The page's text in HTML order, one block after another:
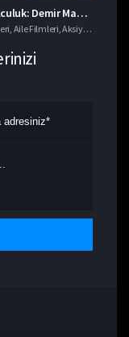
imdb 7+ Filmler ,Korku Filmleri
Çin’e Yolculuk: Demir Maskenin Gizemi izle
Aile Filmleri ,Aksiyon Filmleri